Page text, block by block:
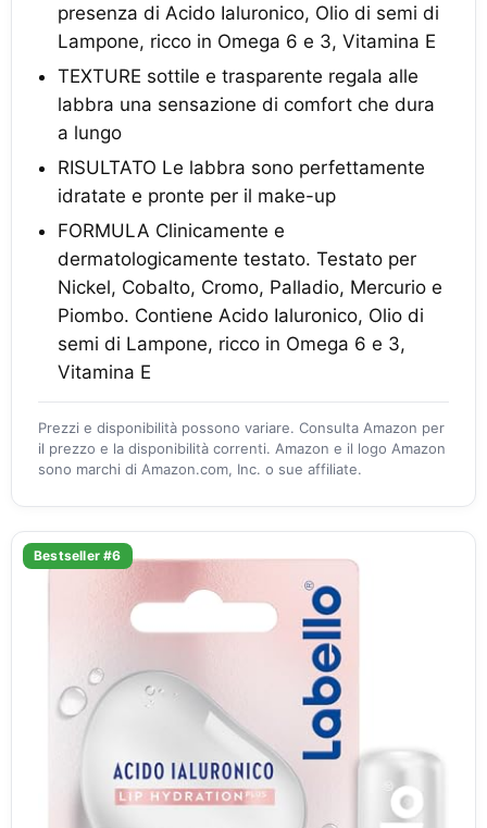
presenza di Acido Ialuronico, Olio di semi di
Lampone, ricco in Omega 6 e 3, Vitamina E
TEXTURE sottile e trasparente regala alle
labbra una sensazione di comfort che dura
a lungo
RISULTATO Le labbra sono perfettamente
idratate e pronte per il make-up
FORMULA Clinicamente e
dermatologicamente testato. Testato per
Nickel, Cobalto, Cromo, Palladio, Mercurio e
Piombo. Contiene Acido Ialuronico, Olio di
semi di Lampone, ricco in Omega 6 e 3,
Vitamina E
Prezzi e disponibilità possono variare. Consulta Amazon per
il prezzo e la disponibilità correnti. Amazon e il logo Amazon
sono marchi di Amazon.com, Inc. o sue affiliate.
Bestseller #6